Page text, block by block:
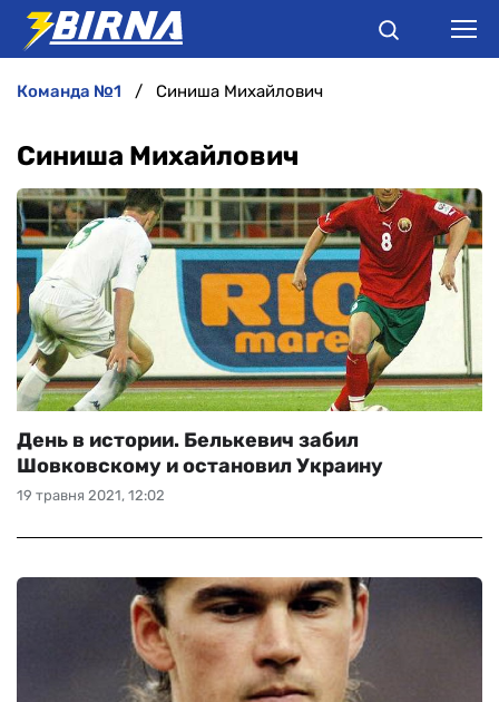
ІНТЕРВ'Ю
РІЗНЕ
БУКМЕКЕРИ
команда №1 Синиша Михайлович
Синиша Михайлович
19 травня 2021, 12:02
День в истории. Белькевич забил
Шовковскому и остановил Украину